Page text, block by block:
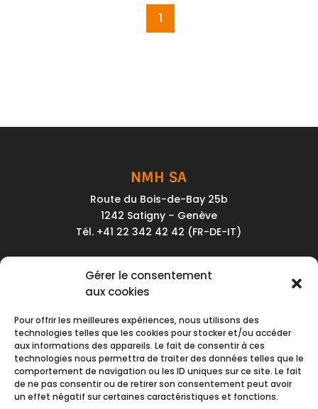
Gérer le consentement
aux cookies
Pour offrir les meilleures expériences, nous utilisons des
technologies telles que les cookies pour stocker et/ou accéder
aux informations des appareils. Le fait de consentir à ces
technologies nous permettra de traiter des données telles que le
comportement de navigation ou les ID uniques sur ce site. Le fait
de ne pas consentir ou de retirer son consentement peut avoir
un effet négatif sur certaines caractéristiques et fonctions.
1
NMH SA
Route du Bois-de-Bay 25b
1242 Satigny – Genève
Tél. +41 22 342 42 42 (FR-DE-IT)
Service client
Conditions générales de vente
Impressum
Nous contacter
Moyens de paiement